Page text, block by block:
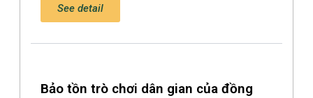
See detail
Bảo tồn trò chơi dân gian của đồng